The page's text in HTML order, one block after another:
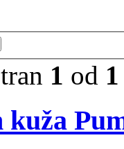
1 od 1
kuža